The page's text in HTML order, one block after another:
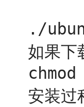
./
如果下
安装过